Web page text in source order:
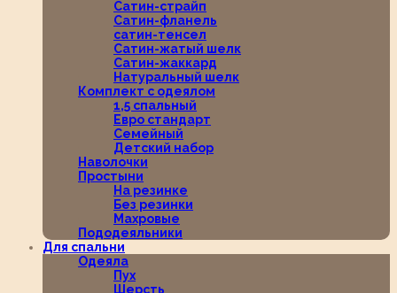
Сатин-страйп
Сатин-фланель
сатин-тенсел
Сатин-жатый шелк
Сатин-жаккард
Натуральный шелк
Комплект с одеялом
1,5 спальный
Евро стандарт
Семейный
Детский набор
Наволочки
Простыни
На резинке
Без резинки
Махровые
Пододеяльники
Для спальни
Одеяла
Пух
Шерсть